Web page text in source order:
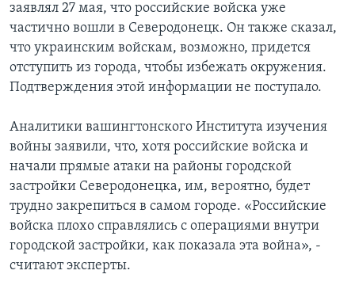
заявлял 27 мая, что российские войска уже
частично вошли в Северодонецк. Он также сказал,
что украинским войскам, возможно, придется
отступить из города, чтобы избежать окружения.
Подтверждения этой информации не поступало.
Аналитики вашингтонского Института изучения
войны заявили, что, хотя российские войска и
начали прямые атаки на районы городской
застройки Северодонецка, им, вероятно, будет
трудно закрепиться в самом городе. «Российские
войска плохо справлялись с операциями внутри
городской застройки, как показала эта война», -
считают эксперты.